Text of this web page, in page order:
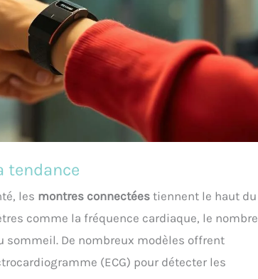
tendance
les montres connectées tiennent le haut du
comme la fréquence cardiaque, le nombre
sommeil. De nombreux modèles offrent
(ECG) pour détecter les